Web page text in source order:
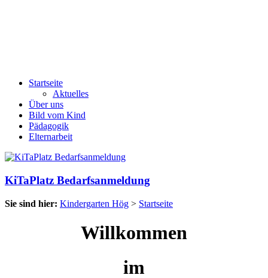
Startseite
Aktuelles
Über uns
Bild vom Kind
Pädagogik
Elternarbeit
KiTaPlatz Bedarfsanmeldung
Sie sind hier: Kindergarten Hög > Startseite
Willkommen
im